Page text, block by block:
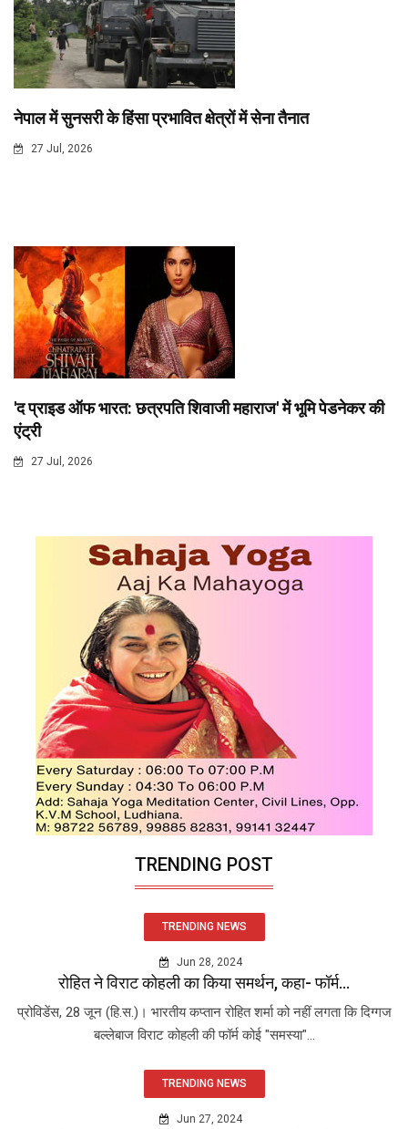
नेपाल में सुनसरी के हिंसा प्रभावित क्षेत्रों में सेना तैनात
27 Jul, 2026
'द प्राइड ऑफ भारत: छत्रपति शिवाजी महाराज' में भूमि पेडनेकर की
एंट्री
27 Jul, 2026
TRENDING POST
TRENDING NEWS
Jun 28, 2024
रोहित ने विराट कोहली का किया समर्थन, कहा- फॉर्म...
प्रोविडेंस, 28 जून (हि.स.)। भारतीय कप्तान रोहित शर्मा को नहीं लगता कि दिग्गज
बल्लेबाज विराट कोहली की फॉर्म कोई "समस्या"...
TRENDING NEWS
Jun 27, 2024